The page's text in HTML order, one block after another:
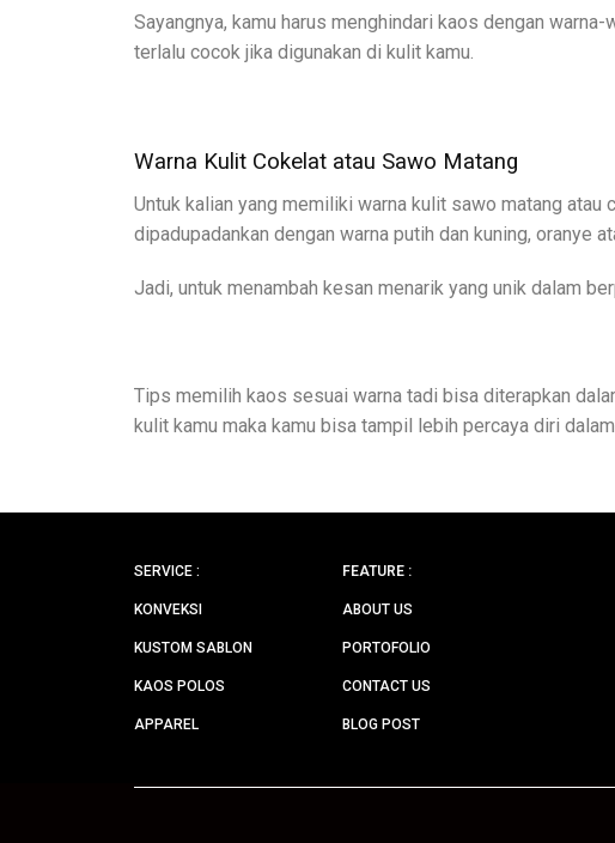
Sayangnya, kamu harus menghindari kaos dengan
terlalu cocok jika digunakan di kulit kamu.
Warna Kulit Cokelat atau Sawo Matang
Untuk kalian yang memiliki warna kulit sawo matang
dipadupadankan dengan warna putih dan kuning, oranye
Jadi, untuk menambah kesan menarik yang unik dalam
Tips memilih kaos sesuai warna tadi bisa diterapkan
kulit kamu maka kamu bisa tampil lebih percaya diri
SERVICE :
KONVEKSI
KUSTOM SABLON
KAOS POLOS
APPAREL
FEATURE :
ABOUT US
PORTOFOLIO
CONTACT US
BLOG POST